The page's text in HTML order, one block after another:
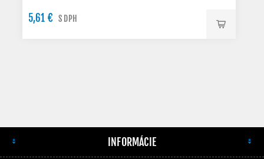
5,61 € S DPH
INFORMÁCIE